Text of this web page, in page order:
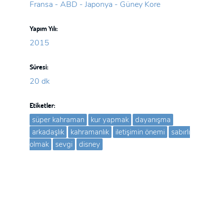
Fransa - ABD - Japonya - Güney Kore
Yapım Yılı:
2015
Süresi:
20 dk
Etiketler:
süper kahraman kur yapmak
dayanışma
arkadaşlık
kahramanlık iletişimin önemi
sabırlı
olmak
sevgi disney